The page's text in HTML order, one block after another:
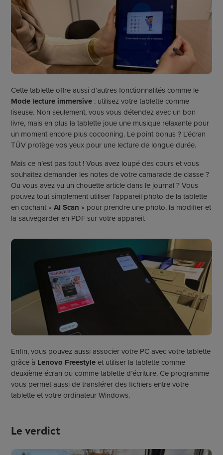
Cette tablette offre aussi d’autres fonctionnalités comme le
Mode lecture immersive : utilisez votre tablette comme
liseuse. Non seulement, vous vous détendez avec un bon
livre, mais en plus la tablette joue une musique relaxante pour
un moment encore plus cocooning. Le point bonus ? L’écran
TÜV protège vos yeux pour une lecture de longue durée.
Mais ce n’est pas tout ! Vous avez loupé des cours et vous
souhaitez demander les notes de votre camarade de classe ?
Ou vous avez vu un chouette article dans le journal ? Vous
pouvez tout simplement utiliser l’appareil photo de la tablette
en cochant «AI Scan » pour prendre une photo, la modifier et
la sauvegarder en PDF sur votre appareil.
Enfin, vous pouvez aussi associer votre PC avec votre tablette
grâce à Lenovo Freestyleet utiliser la tablette comme
deuxième écran ou comme tablette d’écriture. Ce programme
vous permet aussi de transférer des fichiers entre votre
tablette et votre ordinateur Windows.
Le verdict